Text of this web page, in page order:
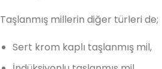
Taşlanmış millerin diğer türleri de;
Sert krom kaplı taşlanmış mil,